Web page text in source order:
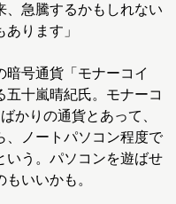
、急騰するかもしれない
ります」
号通貨「モナーコイ
五十嵐晴紀氏。モナーコ
かりの通貨とあって、
、ノートパソコン程度で
いう。パソコンを遊ばせ
いいかも。